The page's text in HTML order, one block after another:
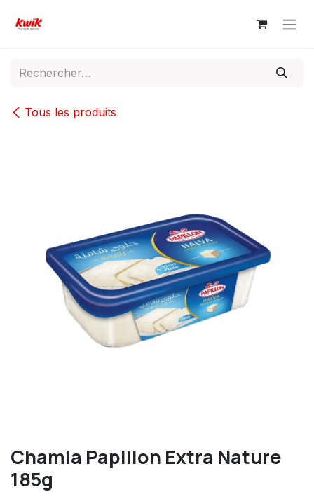
Tous les produits
Chamia Papillon Extra Nature
185g